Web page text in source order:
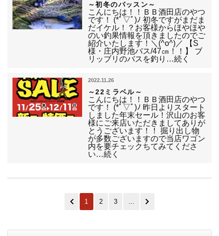
～初冬のバッスン～
こんにちは！！ＢＢ酒田店のやつ
です！ (*ﾟ▽ﾟ)ﾉ 初冬ですがまだま
だイケル！？お客様からほやほや
のい釣果情報を頂きましたのでご
紹介いたします！＼(^o^)／ 【S
様・庄内野池バス/47㎝！！】 ブ
リッブリのバスを釣り…続く
2022.11.26
～22ミラベル～
こんにちは！！ＢＢ酒田店のやつ
です！ (*ﾟ▽ﾟ)ﾉ 昨日よりスタート
しました年末セール！沢山のお客
様にご来店いただきましてありが
とうございます！！ 掘り出し物
が多数ございますので当店ワゴン
内を要チェックちてみてくださ
い…続く
1 2 3 ...